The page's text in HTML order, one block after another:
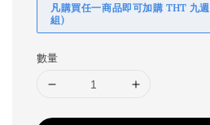
凡購買任一商品即可加購 THT 九
組)
數量